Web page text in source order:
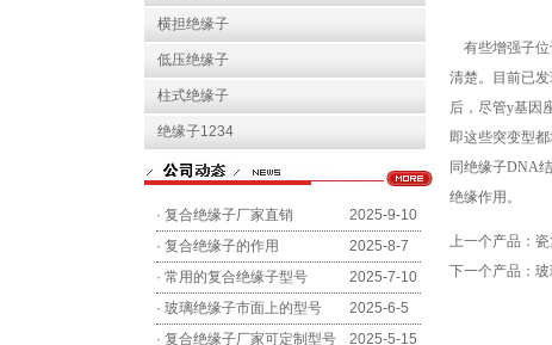
横担绝缘子
低压绝缘子
柱式绝缘子
绝缘子1234
· 复合绝缘子厂家直销
2025-9-10
· 复合绝缘子的作用
2025-8-7
· 常用的复合绝缘子型号
2025-7-10
· 玻璃绝缘子市面上的型号
2025-6-5
· 复合绝缘子厂家可定制型号
2025-5-15
有些增强子位
清楚。目前已
后，尽管y基因
即这些突变型
同绝缘子DNA
绝缘作用。
上一个产品： 瓷
下一个产品：